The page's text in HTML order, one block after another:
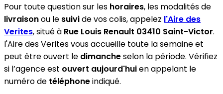
Pour toute question sur les horaires, les modalités de
livraisonou le suivide vos colis, appelez l'Aire des
Verites, situé à Rue Louis Renault 03410 Saint-Victor.
l'Aire des Verites vous accueille toute la semaine et
peut être ouvert le dimancheselon la période. Vérifiez
si l’agence est ouvert aujourd'huien appelant le
numéro de téléphoneindiqué.